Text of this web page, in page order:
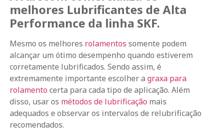
melhores Lubrificantes de Alta
Performance da linha SKF.
Mesmo os melhores rolamentos somente podem
alcançar um ótimo desempenho quando estiverem
corretamente lubrificados. Sendo assim, é
extremamente importante escolher a graxa para
rolamento certa para cada tipo de aplicação. Além
disso, usar os métodos de lubrificação mais
adequados e observar os intervalos de relubrificação
recomendados.